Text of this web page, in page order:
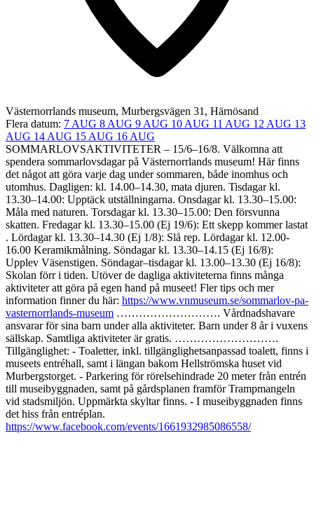
Västernorrlands museum, Murbergsvägen 31, Härnösand
Flera datum: 7 AUG 8 AUG 9 AUG 10 AUG 11 AUG 12 AUG 13
AUG 14 AUG 15 AUG 16 AUG
SOMMARLOVSAKTIVITETER – 15/6–16/8. Välkomna att
spendera sommarlovsdagar på Västernorrlands museum! Här finns
det något att göra varje dag under sommaren, både inomhus och
utomhus. Dagligen: kl. 14.00–14.30, mata djuren. Tisdagar kl.
13.30–14.00: Upptäck utställningarna​. Onsdagar kl. 13.30–15.00:
Måla med naturen. Torsdagar kl. 13.30–15.00: Den försvunna
skatten​​. Fredagar kl. 13.30–15.00 (Ej 19/6): Ett skepp kommer lastat​
. Lördagar kl. 13.30–14.30 (Ej 1/8): Slå rep​​. Lördagar kl. 12.00-
16.00 Keramikmålning. Söndagar kl. 13.30–14.15 (Ej 16/8):
Upplev Väsenstigen. Söndagar–tisdagar kl. 13.00–13.30 (Ej 16/8):
Skolan förr i tiden​​. Utöver de dagliga aktiviteterna finns många
aktiviteter att göra på egen hand på museet! Fler tips och mer
information finner du här: https://www.vnmuseum.se/sommarlov-pa-
vasternorrlands-museum ………………………. Vårdnadshavare
ansvarar för sina barn under alla aktiviteter. Barn under 8 år i vuxens
sällskap. Samtliga aktiviteter är gratis. ……………………….
Tillgänglighet: - Toaletter, inkl. tillgänglighetsanpassad toalett, finns i
museets entréhall, samt i längan bakom Hellströmska huset vid
Murbergstorget. - Parkering för rörelsehindrade 20 meter från entrén
till museibyggnaden, samt på gårdsplanen framför Trampmangeln
vid stadsmiljön. Uppmärkta skyltar finns. - I museibyggnaden finns
det hiss från entréplan.
https://www.facebook.com/events/1661932985086558/